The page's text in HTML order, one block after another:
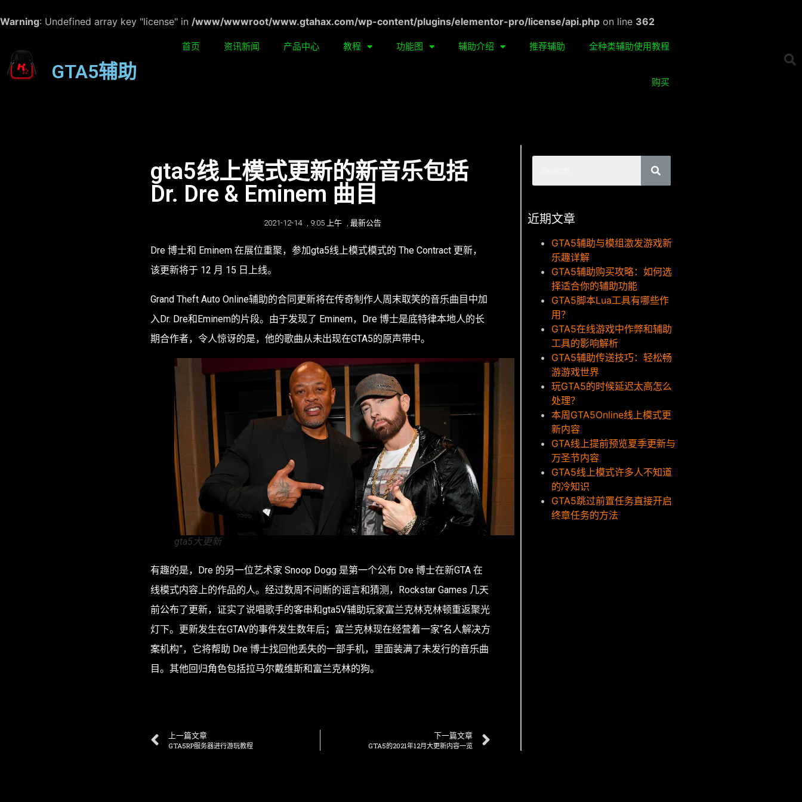
Warning: Undefined array key "license" in /www/wwwroot/www.gtahax.com/wp-content/plugins/elementor-pro/license/api.php on line 362
GTA5辅助
首页 资讯新闻 产品中心 教程 功能图 辅助介绍 推荐辅助 全种类辅助使用教程
购买
gta5线上模式更新的新音乐包括
Dr. Dre & Eminem 曲目
2021-12-14 , 9:05 上午 , 最新公告
Dre 博士和 Eminem 在展位重聚，参加gta5线上模式模式的 The Contract 更新，
该更新将于 12 月 15 日上线。
Grand Theft Auto Online辅助的合同更新将在传奇制作人周末取笑的音乐曲目中加
入Dr. Dre和Eminem的片段。由于发现了 Eminem，Dre 博士是底特律本地人的长
期合作者，令人惊讶的是，他的歌曲从未出现在GTA5的原声带中。
gta5大更新
有趣的是，Dre 的另一位艺术家 Snoop Dogg 是第一个公布 Dre 博士在新GTA 在
线模式内容上的作品的人。经过数周不间断的谣言和猜测，Rockstar Games 几天
前公布了更新，证实了说唱歌手的客串和gta5V辅助玩家富兰克林克林顿重返聚光
灯下。更新发生在GTAV的事件发生数年后；富兰克林现在经营着一家“名人解决方
案机构”，它将帮助 Dre 博士找回他丢失的一部手机，里面装满了未发行的音乐曲
目。其他回归角色包括拉马尔戴维斯和富兰克林的狗。
上一篇文章
GTA5RP服务器进行游玩教程
下一篇文章
GTA5的2021年12月大更新内容一览
近期文章
GTA5辅助与模组激发游戏新
乐趣详解
GTA5辅助购买攻略：如何选
择适合你的辅助功能
GTA5脚本Lua工具有哪些作
用？
GTA5在线游戏中作弊和辅助
工具的影响解析
GTA5辅助传送技巧：轻松畅
游游戏世界
玩GTA5的时候延迟太高怎么
处理？
本周GTA5Online线上模式更
新内容
GTA线上提前预览夏季更新与
万圣节内容
GTA5线上模式许多人不知道
的冷知识
GTA5跳过前置任务直接开启
终章任务的方法